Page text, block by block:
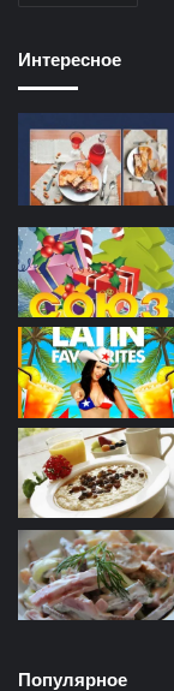
Интересное
Популярное